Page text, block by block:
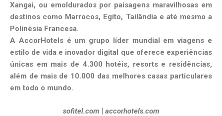
Xangai, ou emoldurados por paisagens maravilhosas em
destinos como Marrocos, Egito, Tailândia e até mesmo a
Polinésia Francesa.
A AccorHotels é um grupo líder mundial em viagens e
estilo de vida e inovador digital que oferece experiências
únicas em mais de 4.300 hotéis, resorts e residências,
além de mais de 10.000 das melhores casas particulares
em todo o mundo.
sofitel.com | accorhotels.com